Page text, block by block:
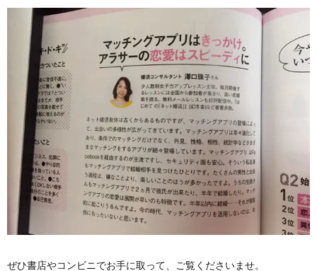
ぜひ書店やコンビニでお手に取って、ご覧くださいませ。